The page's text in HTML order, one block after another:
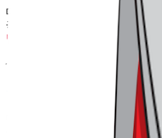
다만 문제는 이 전략이 지나치
국 비슷한 조건 안에서 경쟁하
별화를 만들 수 있느냐가 더 중
독점적인 경험을 줘야 합
다시 오프라인 입지 이야기로
들어갈 필요는 없다고 말합니